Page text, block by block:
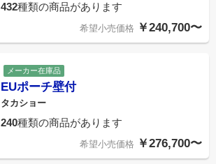
432種類の商品があります
希望小売価格 ￥240,700〜
メーカー在庫品
EUポーチ壁付
タカショー
240種類の商品があります
希望小売価格 ￥276,700〜